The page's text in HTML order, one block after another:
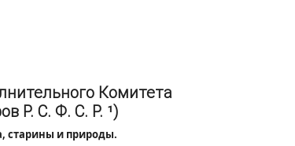
Комитета
Р. С. Ф. С. Р. ¹)
старины и природы.